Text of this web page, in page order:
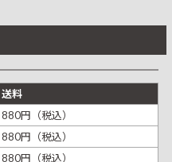
送料
880円（税込）
880円（税込）
880円（税込）